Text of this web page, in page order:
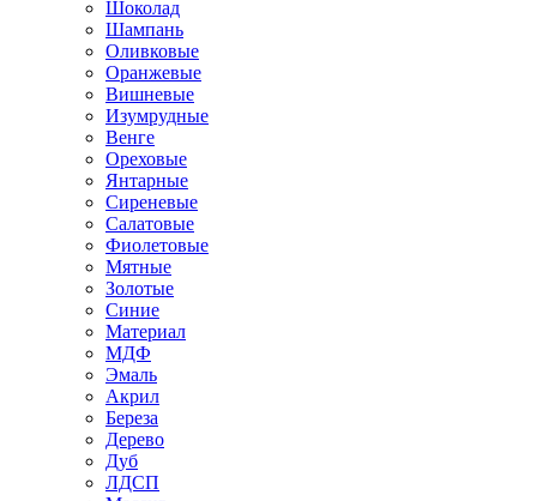
Шоколад
Шампань
Оливковые
Оранжевые
Вишневые
Изумрудные
Венге
Ореховые
Янтарные
Сиреневые
Салатовые
Фиолетовые
Мятные
Золотые
Синие
Материал
МДФ
Эмаль
Акрил
Береза
Дерево
Дуб
ЛДСП